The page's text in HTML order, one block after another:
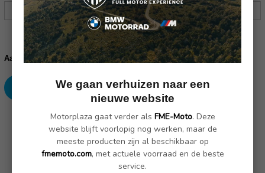
Huidige
voorraad:
Aantal:
Verhoog
aantallen:
Verlaag
aantallen:
SKU: 77318527006/77318527172
Omschrijving (Nog geen reviews)
We gaan verhuizen naar een
nieuwe website
Motorplaza gaat verder als FME-Moto. Deze
website blijft voorlopig nog werken, maar de
meeste producten zijn al beschikbaar op
fmemoto.com, met actuele voorraad en de beste
service.